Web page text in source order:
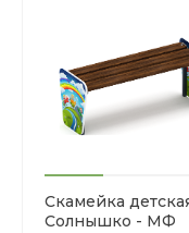
Скамейка
Солнышко - МФ